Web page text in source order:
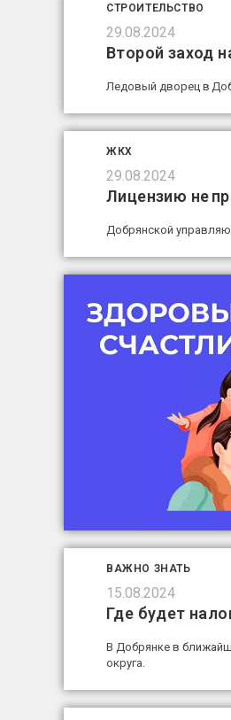
СТРОИТЕЛЬСТВО
29.08.2024
Второй заход
Ледовый дворец в
ЖКХ
29.08.2024
Лицензию не
Добрянской
ВАЖНО ЗНАТЬ
15.08.2024
Где будет
В Добрянке в
округа.